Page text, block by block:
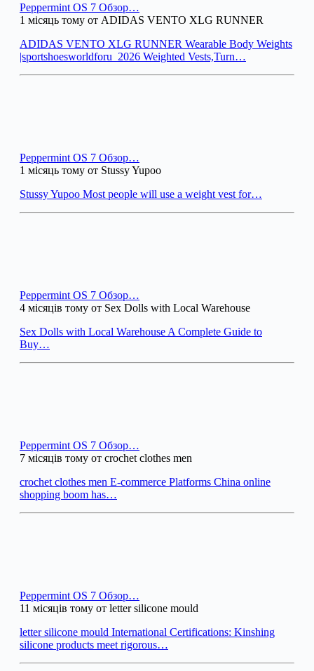
Peppermint OS 7 Обзор…
1 місяць тому от ADIDAS VENTO XLG RUNNER
ADIDAS VENTO XLG RUNNER Wearable Body Weights
|sportshoesworldforu_2026 Weighted Vests,Turn…
Peppermint OS 7 Обзор…
1 місяць тому от Stussy Yupoo
Stussy Yupoo Most people will use a weight vest for…
Peppermint OS 7 Обзор…
4 місяців тому от Sex Dolls with Local Warehouse
Sex Dolls with Local Warehouse A Complete Guide to
Buy…
Peppermint OS 7 Обзор…
7 місяців тому от crochet clothes men
crochet clothes men E-commerce Platforms China online
shopping boom has…
Peppermint OS 7 Обзор…
11 місяців тому от letter silicone mould
letter silicone mould International Certifications: Kinshing
silicone products meet rigorous…